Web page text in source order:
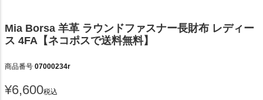
Mia Borsa 羊革 ラウンドファスナー長財布 レディー
ス 4FA【ネコポスで送料無料】
商品番号 07000234r
¥6,600税込